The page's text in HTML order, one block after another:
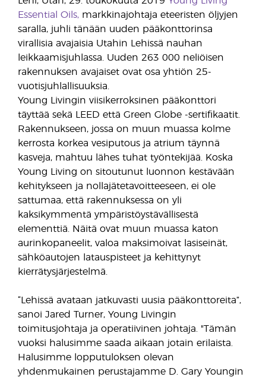
Essential Oils, markkinajohtaja eteeristen öljyjen
saralla, juhli tänään uuden pääkonttorinsa
virallisia avajaisia Utahin Lehissä nauhan
leikkaamisjuhlassa. Uuden 263 000 neliöisen
rakennuksen avajaiset ovat osa yhtiön 25-
vuotisjuhlallisuuksia.
Young Livingin viisikerroksinen pääkonttori
täyttää sekä LEED että Green Globe -sertifikaatit.
Rakennukseen, jossa on muun muassa kolme
kerrosta korkea vesiputous ja atrium täynnä
kasveja, mahtuu lähes tuhat työntekijää. Koska
Young Living on sitoutunut luonnon kestävään
kehitykseen ja nollajätetavoitteeseen, ei ole
sattumaa, että rakennuksessa on yli
kaksikymmentä ympäristöystävällisestä
elementtiä. Näitä ovat muun muassa katon
aurinkopaneelit, valoa maksimoivat lasiseinät,
sähköautojen latauspisteet ja kehittynyt
kierrätysjärjestelmä.
“Lehissä avataan jatkuvasti uusia pääkonttoreita”,
sanoi Jared Turner, Young Livingin
toimitusjohtaja ja operatiivinen johtaja. "Tämän
vuoksi halusimme saada aikaan jotain erilaista.
Halusimme lopputuloksen olevan
yhdenmukainen perustajamme D. Gary Youngin